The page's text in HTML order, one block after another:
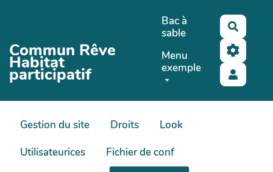
Commun Rêve
Habitat
participatif
Bac à
sable
Menu
exemple
Gestion du site Droits
Look
Utilisateurices
Fichier de conf